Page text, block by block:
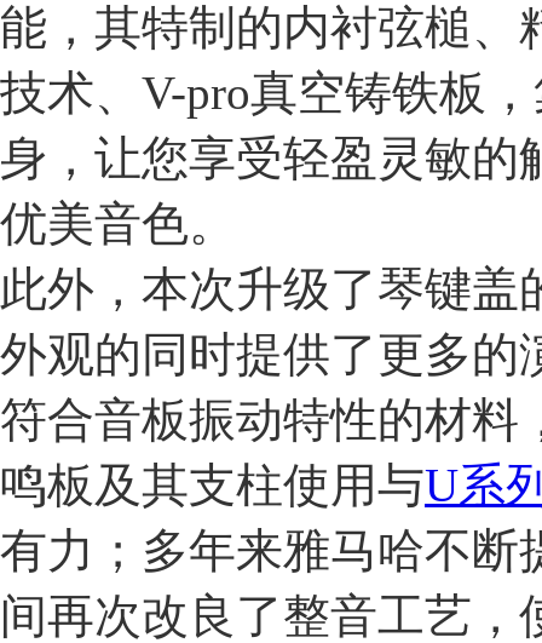
能，其特制的内衬弦槌、
技术、V-pro真空铸铁板
身，让您享受轻盈灵敏的
优美音色。
此外，本次升级了琴键
外观的同时提供了更多的
符合音板振动特性的材料
鸣板及其支柱使用与U系
有力；多年来雅马哈不断
间再次改良了整音工艺